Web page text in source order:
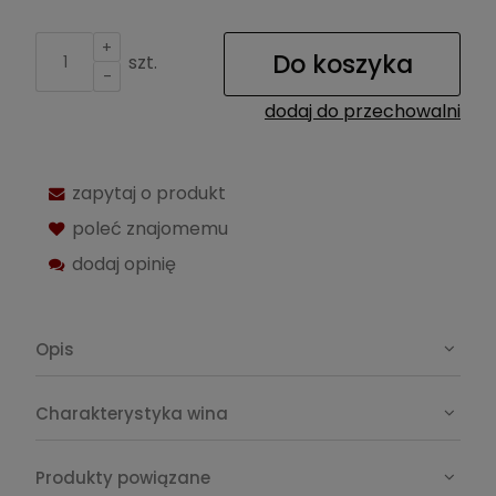
+
-
szt. Do koszyka
dodaj do przechowalni
zapytaj o produkt
poleć znajomemu
dodaj opinię
Opis
Charakterystyka wina
Produkty powiązane